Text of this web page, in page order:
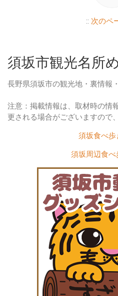
:: 次のペ
須坂市観光名所
長野県須坂市の観光地・裏情報
注意：掲載情報は、取材時の情
更される場合がございますので
須坂食べ歩
須坂周辺食